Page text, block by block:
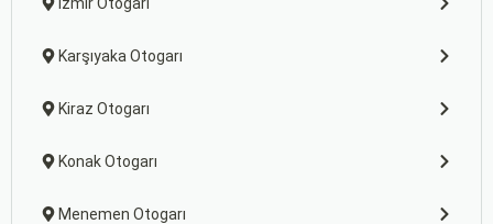
Karşıyaka Otogarı
Kiraz Otogarı
Konak Otogarı
Menemen Otogarı